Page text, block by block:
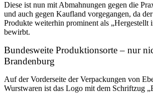
Diese ist nun mit Abmahnungen gegen die
und auch gegen Kaufland vorgegangen, da
Produkte weiterhin prominent als „Hergestellt
bewirbt.
Bundesweite Produktionsorte – nur
Brandenburg
Auf der Vorderseite der Verpackungen von
Wurstwaren ist das Logo mit dem Schriftzug